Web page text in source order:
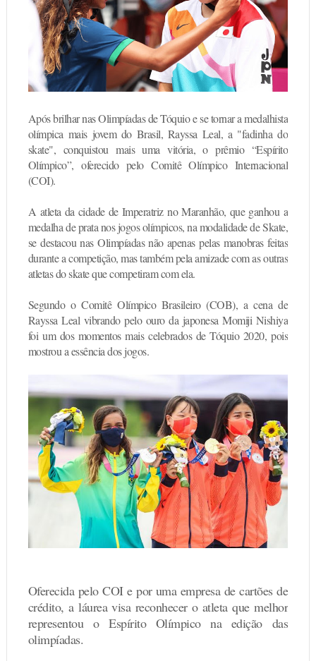
Após brilhar nas Olimpíadas de Tóquio e se tornar a medalhista
olímpica mais jovem do Brasil, Rayssa Leal, a "fadinha do
skate", conquistou mais uma vitória, o prêmio “Espírito
Olímpico”, oferecido pelo Comitê Olímpico Internacional
(COI).
A atleta da cidade de Imperatriz no Maranhão, que ganhou a
medalha de prata nos jogos olímpicos, na modalidade de Skate,
se destacou nas Olimpíadas não apenas pelas manobras feitas
durante a competição, mas também pela amizade com as outras
atletas do skate que competiram com ela.
Segundo o Comitê Olímpico Brasileiro (COB), a cena de
Rayssa Leal vibrando pelo ouro da japonesa Momiji Nishiya
foi um dos momentos mais celebrados de Tóquio 2020, pois
mostrou a essência dos jogos.
Oferecida pelo COI e por uma empresa de cartões de
crédito, a láurea visa reconhecer o atleta que melhor
representou o Espírito Olímpico na edição das
olimpíadas.